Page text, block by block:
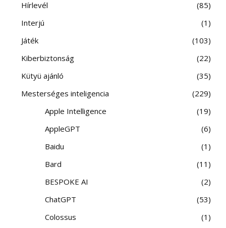
Hírlevél
85
Interjú
1
Játék
103
Kiberbiztonság
22
Kütyü ajánló
35
Mesterséges inteligencia
229
Apple Intelligence
19
AppleGPT
6
Baidu
1
Bard
11
BESPOKE AI
2
ChatGPT
53
Colossus
1